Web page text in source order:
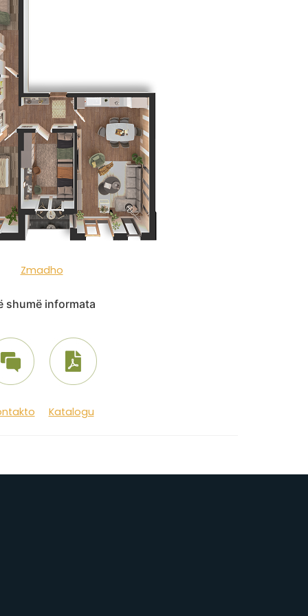
Zmadho
shumë informata
Katalogu